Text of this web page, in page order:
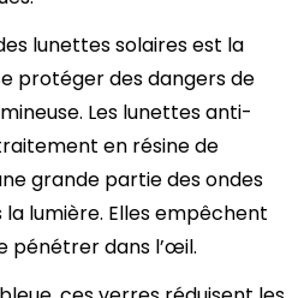
lunettes solaires est la
protéger des dangers de
Les lunettes anti-
en résine de
grande partie des ondes
lumière. Elles empêchent
pénétrer dans l’œil.